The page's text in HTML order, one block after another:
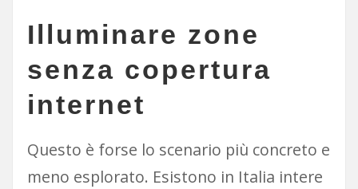
Illuminare zone
senza copertura
internet
Questo è forse lo scenario più concreto e
meno esplorato. Esistono in Italia intere